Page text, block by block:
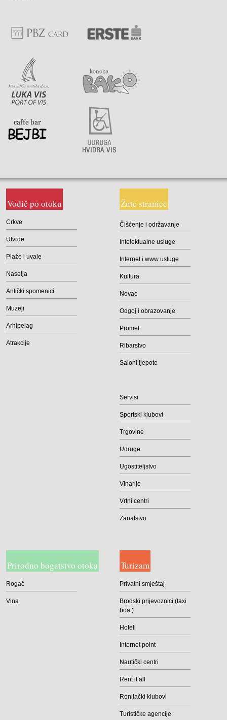
Vodič po otoku
Crkve
Utvrde
Plaže i uvale
Naselja
Antički spomenici
Muzeji
Arhipelag
Atrakcije
Žute stranice
Čišćenje i održavanje
Intelektualne usluge
Internet i www usluge
Kultura
Novac
Odgoj i obrazovanje
Promet
Ribarstvo
Saloni ljepote
Servisi
Sportski klubovi
Trgovine
Udruge
Ugostiteljstvo
Vinarije
Vrtni centri
Zanatstvo
Prirodno bogatstvo otoka
Rogač
Vina
Turizam
Privatni smještaj
Brodski prijevoznici (taxi
boat)
Hoteli
Internet point
Nautički centri
Rent it all
Ronilački klubovi
Turističke agencije